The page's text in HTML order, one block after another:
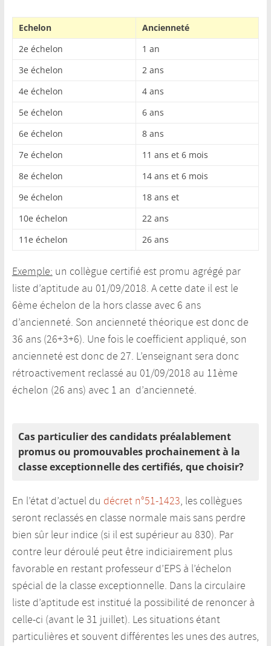
Echelon
Ancienneté
2e échelon
1 an
3e échelon
2 ans
4e échelon
4 ans
5e échelon
6 ans
6e échelon
8 ans
7e échelon
11 ans et 6 mois
8e échelon
14 ans et 6 mois
9e échelon
18 ans et
10e échelon
22 ans
11e échelon
26 ans
Exemple:un collègue certifié est promu agrégé par
liste d’aptitude au 01/09/2018. A cette date il est le
6ème échelon de la hors classe avec 6 ans
d’ancienneté. Son ancienneté théorique est donc de
36 ans (26+3+6). Une fois le coefficient appliqué, son
ancienneté est donc de 27. L’enseignant sera donc
rétroactivement reclassé au 01/09/2018 au 11ème
échelon (26 ans) avec 1 an d’ancienneté.
Cas particulier des candidats préalablement
promus ou promouvables prochainement à la
classe exceptionnelle des certifiés, que choisir?
En l’état d’actuel du décret n°51-1423, les collègues
seront reclassés en classe normale mais sans perdre
bien sûr leur indice (si il est supérieur au 830). Par
contre leur déroulé peut être indiciairement plus
favorable en restant professeur d’EPS à l’échelon
spécial de la classe exceptionnelle. Dans la circulaire
liste d’aptitude est institué la possibilité de renoncer à
celle-ci (avant le 31 juillet). Les situations étant
particulières et souvent différentes les unes des autres,